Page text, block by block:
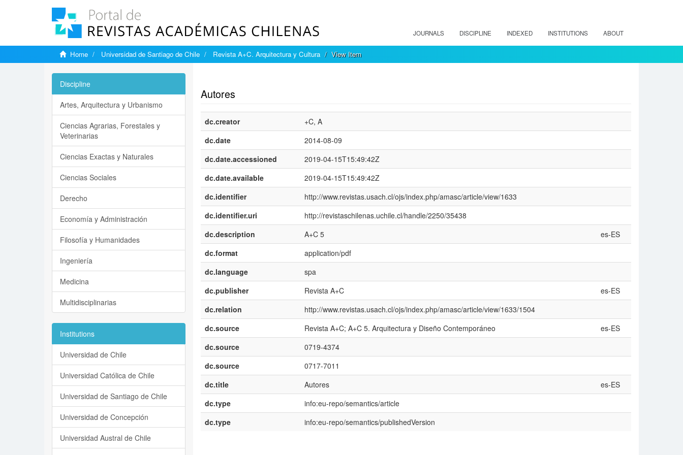
JOURNALS DISCIPLINE INDEXED INSTITUTIONS ABOUT
Home Universidad de Santiago de Chile Revista A+C. Arquitectura y Cultura View Item
Autores
dc.creator
+C, A
dc.date
2014-08-09
dc.date.accessioned
2019-04-15T15:49:42Z
dc.date.available
2019-04-15T15:49:42Z
dc.identifier
http://www.revistas.usach.cl/ojs/index.php/amasc/article/view/1633
dc.identifier.uri
http://revistaschilenas.uchile.cl/handle/2250/35438
dc.description
A+C 5
es-ES
dc.format
application/pdf
dc.language
spa
dc.publisher
Revista A+C
es-ES
dc.relation
http://www.revistas.usach.cl/ojs/index.php/amasc/article/view/1633/1504
dc.source
Revista A+C; A+C 5. Arquitectura y Diseño Contemporáneo
es-ES
dc.source
0719-4374
dc.source
0717-7011
dc.title
Autores
es-ES
dc.type
info:eu-repo/semantics/article
dc.type
info:eu-repo/semantics/publishedVersion
Discipline
Artes, Arquitectura y Urbanismo
Ciencias Agrarias, Forestales y
Veterinarias
Ciencias Exactas y Naturales
Ciencias Sociales
Derecho
Economía y Administración
Filosofía y Humanidades
Ingeniería
Medicina
Multidisciplinarias
Institutions
Universidad de Chile
Universidad Católica de Chile
Universidad de Santiago de Chile
Universidad de Concepción
Universidad Austral de Chile